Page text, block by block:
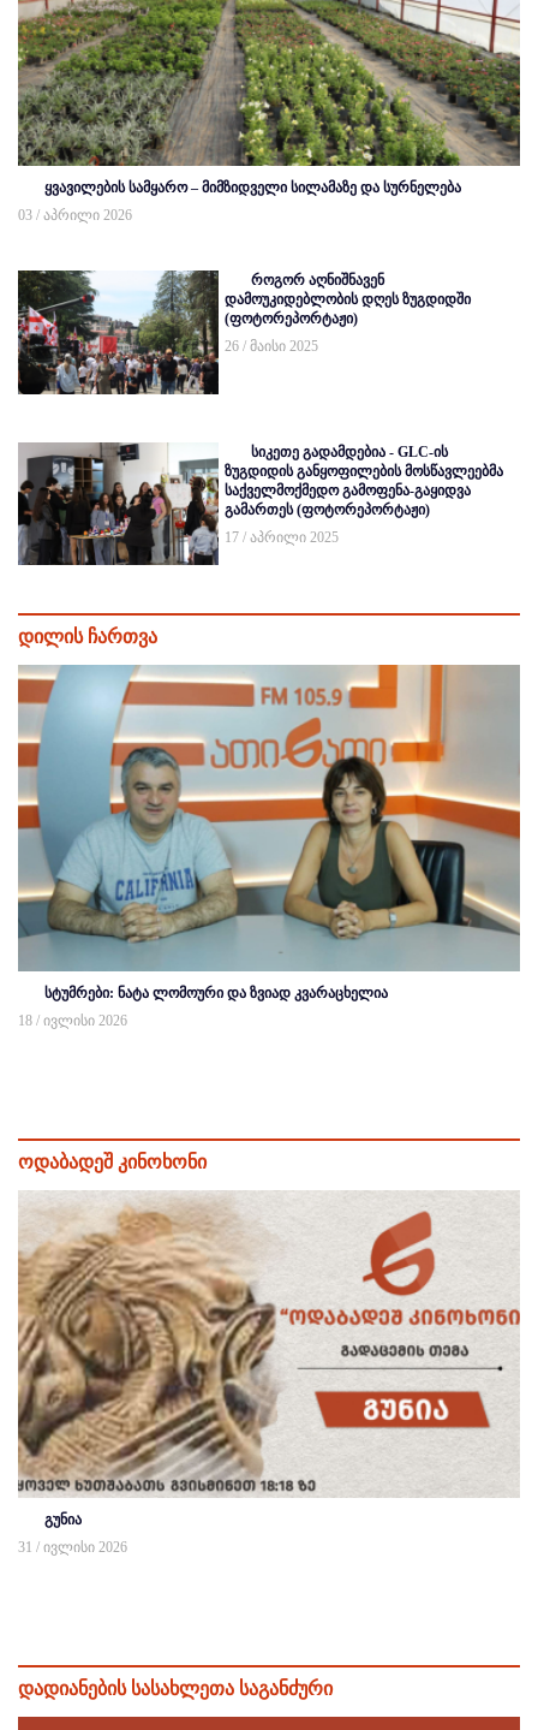
ყვავილების სამყარო – მიმზიდველი სილამაზე და სურნელება
03 / აპრილი 2026
როგორ აღნიშნავენ
დამოუკიდებლობის დღეს ზუგდიდში
(ფოტორეპორტაჟი)
26 / მაისი 2025
სიკეთე გადამდებია - GLC-ის
ზუგდიდის განყოფილების მოსწავლეებმა
საქველმოქმედო გამოფენა-გაყიდვა
გამართეს (ფოტორეპორტაჟი)
17 / აპრილი 2025
დილის ჩართვა
სტუმრები: ნატა ლომოური და ზვიად კვარაცხელია
18 / ივლისი 2026
ოდაბადეშ კინოხონი
გუნია
31 / ივლისი 2026
დადიანების სასახლეთა საგანძური